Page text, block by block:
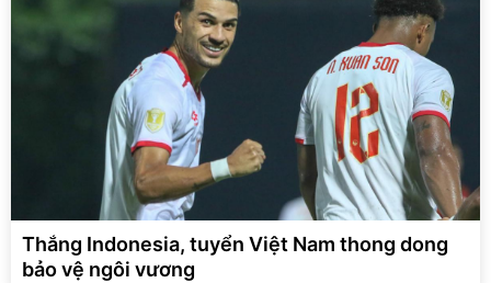
Thắng Indonesia, tuyển Việt Nam thong dong
bảo vệ ngôi vương